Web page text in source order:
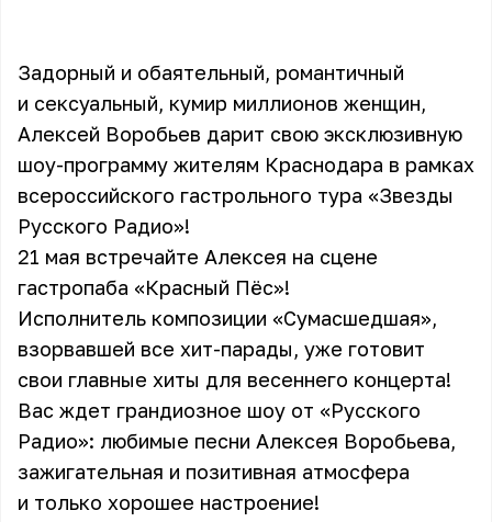
Задорный и обаятельный, романтичный
и сексуальный, кумир миллионов женщин,
Алексей Воробьев дарит свою эксклюзивную
шоу-программу жителям Краснодара в рамках
всероссийского гастрольного тура «Звезды
Русского Радио»!
21 мая встречайте Алексея на сцене
гастропаба «Красный Пёс»!
Исполнитель композиции «Сумасшедшая»,
взорвавшей все хит-парады, уже готовит
свои главные хиты для весеннего концерта!
Вас ждет грандиозное шоу от «Русского
Радио»: любимые песни Алексея Воробьева,
зажигательная и позитивная атмосфера
и только хорошее настроение!